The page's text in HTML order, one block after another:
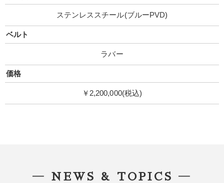
ステンレススチール(ブルーPVD)
ベルト
ラバー
価格
￥2,200,000(税込)
― NEWS & TOPICS ―